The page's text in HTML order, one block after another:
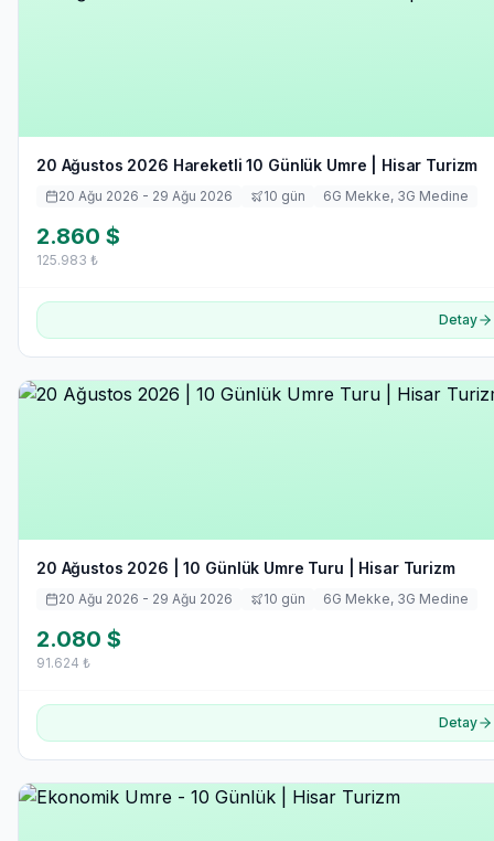
20 Ağustos 2026 Hareketli 10 Günlük Umre | Hisar Turizm
20 Ağu 2026 - 29 Ağu 2026 10 gün 6G Mekke, 3G Medine
2.860 $
125.983 ₺
Detay
20 Ağustos 2026 | 10 Günlük Umre Turu | Hisar Turizm
20 Ağu 2026 - 29 Ağu 2026 10 gün 6G Mekke, 3G Medine
2.080 $
91.624 ₺
Detay